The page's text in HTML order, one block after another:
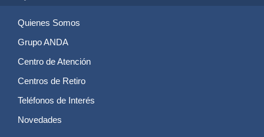
Quienes Somos
Grupo ANDA
Centro de Atención
Centros de Retiro
Teléfonos de Interés
Novedades